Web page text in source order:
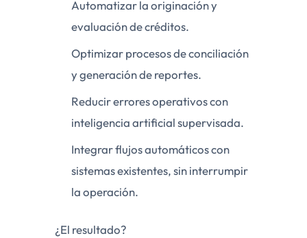
Automatizar la originación y
evaluación de créditos.
Optimizar procesos de conciliación
y generación de reportes.
Reducir errores operativos con
inteligencia artificial supervisada.
Integrar flujos automáticos con
sistemas existentes, sin interrumpir
la operación.
¿El resultado?